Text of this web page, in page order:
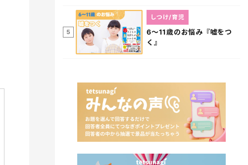
5
6～11歳のお悩み『嘘をつ
く』
しつけ/育児